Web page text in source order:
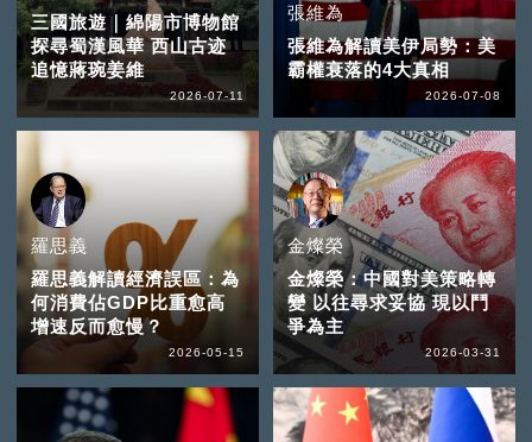
三國旅遊｜綿陽市博物館
探尋蜀漢風華 西山古迹
追憶蔣琬姜維
2026-07-11
張維為
張維為解讀美伊局勢：美
霸權衰落的4大真相
2026-07-08
羅思義
羅思義解讀經濟誤區：為
何消費佔GDP比重愈高
增速反而愈慢？
2026-05-15
金燦榮
金燦榮：中國對美策略轉
變 以往尋求妥協 現以鬥
爭為主
2026-03-31